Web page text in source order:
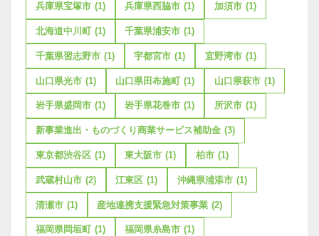
兵庫県宝塚市 (1) 兵庫県西脇市 (1) 加須市 (1)
北海道中川町 (1) 千葉県浦安市 (1)
千葉県習志野市 (1) 宇都宮市 (1) 宜野湾市 (1)
山口県光市 (1) 山口県田布施町 (1) 山口県萩市 (1)
岩手県盛岡市 (1) 岩手県花巻市 (1) 所沢市 (1)
新事業進出・ものづくり商業サービス補助金 (3)
東京都渋谷区 (1) 東大阪市 (1) 柏市 (1)
武蔵村山市 (2) 江東区 (1) 沖縄県浦添市 (1)
清瀬市 (1) 産地連携支援緊急対策事業 (2)
福岡県岡垣町 (1) 福岡県糸島市 (1)